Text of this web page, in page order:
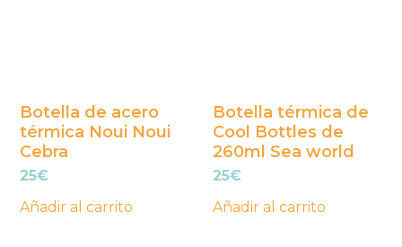
Botella de acero
térmica Noui Noui
Cebra
25€
Añadir al carrito
Botella térmica de
Cool Bottles de
260ml Sea world
25€
Añadir al carrito